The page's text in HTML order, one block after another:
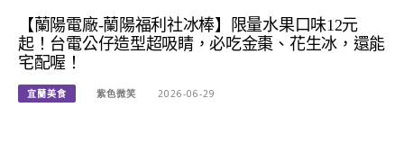
【蘭陽電廠-蘭陽福利社冰棒】限量水果口味12元
起！台電公仔造型超吸睛，必吃金棗、花生冰，還能
宅配喔！
宜蘭美食 紫色微笑 2026-06-29